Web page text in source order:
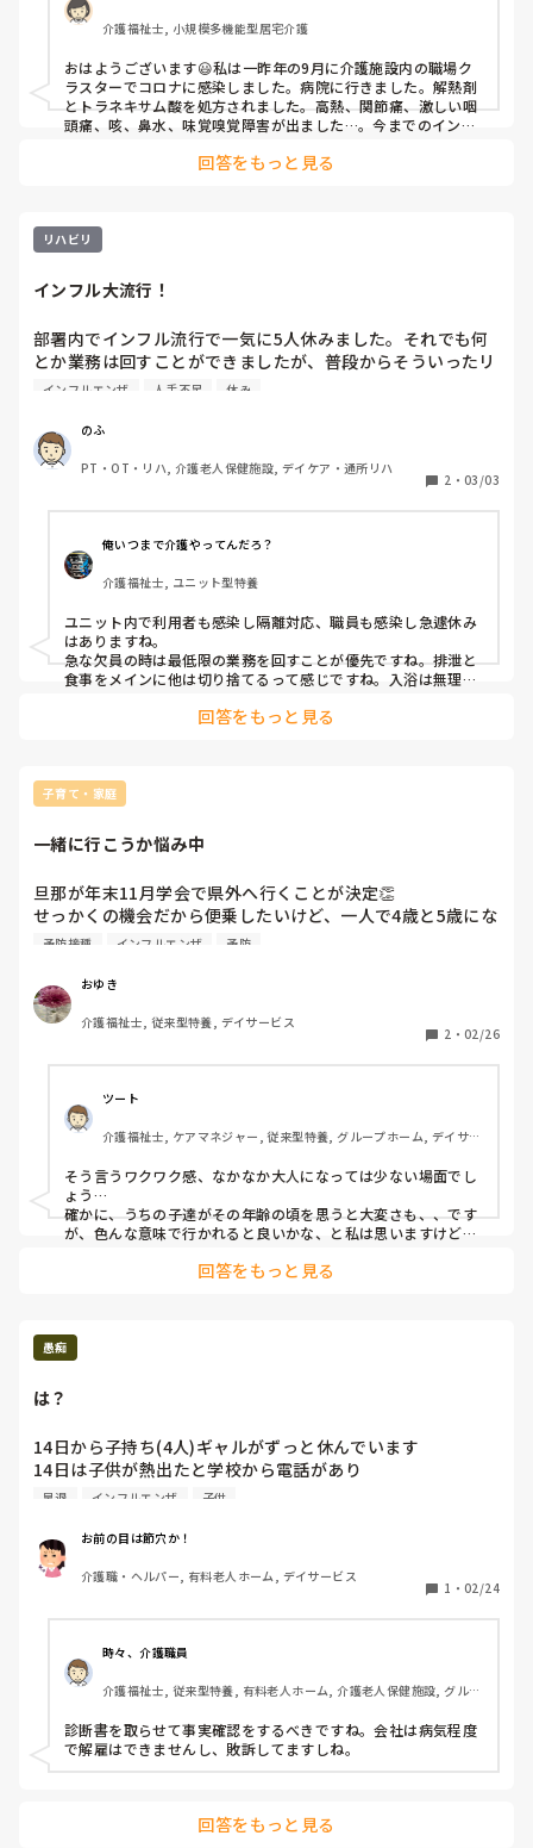
介護福祉士, 小規模多機能型居宅介護
おはようございます😃私は一昨年の9月に介護施設内の職場ク
ラスターでコロナに感染しました。病院に行きました。解熱剤
とトラネキサム酸を処方されました。高熱、関節痛、激しい咽
頭痛、咳、鼻水、味覚嗅覚障害が出ました…。今までのインフ
大事にしてください。回答をもっと見る
リハビリ
インフル大流行！
部署内でインフル流行で一気に5人休みました。それでも何
とか業務は回すことができましたが、普段からそういったリ
スクも考えながら業務をしないといけないなとつくづく思い
策とかを考えていますか？
インフルエンザ 人手不足 休み
のふ
PT・OT・リハ, 介護老人保健施設, デイケア・通所リハ
2 ・ 03/03
俺いつまで介護やってんだろ？
介護福祉士, ユニット型特養
ユニット内で利用者も感染し隔離対応、職員も感染し急遽休み
はありますね。
急な欠員の時は最低限の業務を回すことが優先ですね。排泄と
食事をメインに他は切り捨てるって感じですね。入浴は無理で
数いないとできないから、これは諦めてこっちに人を回そうと
か。
インフルなど感染力の強いものに対して、職員も感染しないよ
うな対策は必須ですね。施設は利用者１人でも出れば拡大しま
普段から感染を意識した行動が必要ですね。仕事以外でもそう
です。なるべく人混みを避ける、プライベートでもマスクを着
用するなど。
回答をもっと見る
子育て・家庭
一緒に行こうか悩み中
旦那が年末11月学会で県外へ行くことが決定👏
せっかくの機会だから便乗したいけど、一人で4歳と5歳にな
る子供たちと行けるか心配🥺
す🤦‍♀️
予防接種 インフルエンザ 予防
おゆき
介護福祉士, 従来型特養, デイサービス
2 ・ 02/26
ツート
介護福祉士, ケアマネジャー, 従来型特養, グループホーム, デイサー
そう言うワクワク感、なかなか大人になっては少ない場面でし
ょう…
確かに、うちの子達がその年齢の頃を思うと大変さも、、です
が、色んな意味で行かれると良いかな、と私は思いますけど
道中もある意味非日常ですし、子供さんの（機嫌が悪い事も含
るのは親御さんなのですけど…　ポジティブで良いんじゃない
ですかね…
回答をもっと見る
愚痴
は？
14日から子持ち(4人)ギャルがずっと休んでいます
14日は子供が熱出たと学校から電話があり
早退それから本人がインフルになり、子供の熱だのなんだの
しかしーーーー
今日24日また子供が熱出たと
お休みしますと連絡がありました笑
やる気あるんですかね？www
この方
今子どもが熱出したんじゃ
また自分自身に移るかもしれんやん
早退 インフルエンザ 子供
お前の目は節穴か！
介護職・ヘルパー, 有料老人ホーム, デイサービス
1 ・ 02/24
時々、介護職員
介護福祉士, 従来型特養, 有料老人ホーム, 介護老人保健施設, グルー
診断書を取らせて事実確認をするべきですね。会社は病気程度
で解雇はできませんし、敗訴してますしね。
回答をもっと見る